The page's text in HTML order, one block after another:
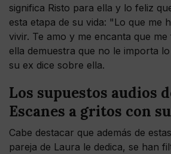
significa Risto para ella y lo feliz
esta etapa de su vida: "Lo que me
vivir. Te amo y me encanta que
ella demuestra que no le importa
su ex dice sobre ella.
Los supuestos audios
Escanes a gritos con
Cabe destacar que además de
pareja de Laura le dedica, se han